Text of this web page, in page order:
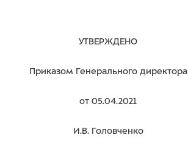
УТВЕРЖДЕНО
Приказом Генерального директора
от 05.04.2021
И.В. Головченко